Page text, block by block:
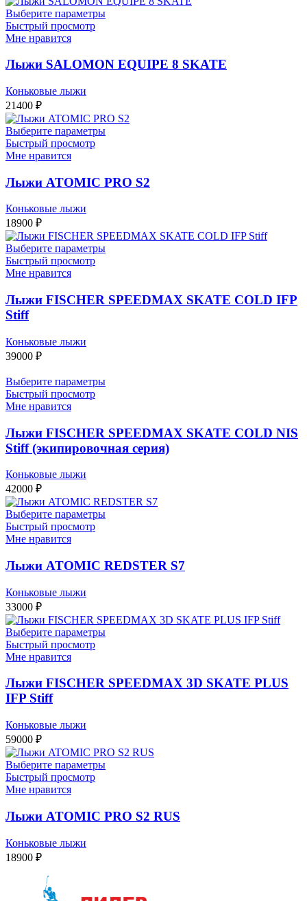
Выберите параметры
Быстрый просмотр
Мне нравится
Лыжи SALOMON EQUIPE 8 SKATE
Коньковые лыжи
21400 ₽
Выберите параметры
Быстрый просмотр
Мне нравится
Лыжи ATOMIC PRO S2
Коньковые лыжи
18900 ₽
Выберите параметры
Быстрый просмотр
Мне нравится
Лыжи FISCHER SPEEDMAX SKATE COLD IFP
Stiff
Коньковые лыжи
39000 ₽
Выберите параметры
Быстрый просмотр
Мне нравится
Лыжи FISCHER SPEEDMAX SKATE COLD NIS
Stiff (экипировочная серия)
Коньковые лыжи
42000 ₽
Выберите параметры
Быстрый просмотр
Мне нравится
Лыжи ATOMIC REDSTER S7
Коньковые лыжи
33000 ₽
Выберите параметры
Быстрый просмотр
Мне нравится
Лыжи FISCHER SPEEDMAX 3D SKATE PLUS
IFP Stiff
Коньковые лыжи
59000 ₽
Выберите параметры
Быстрый просмотр
Мне нравится
Лыжи ATOMIC PRO S2 RUS
Коньковые лыжи
18900 ₽